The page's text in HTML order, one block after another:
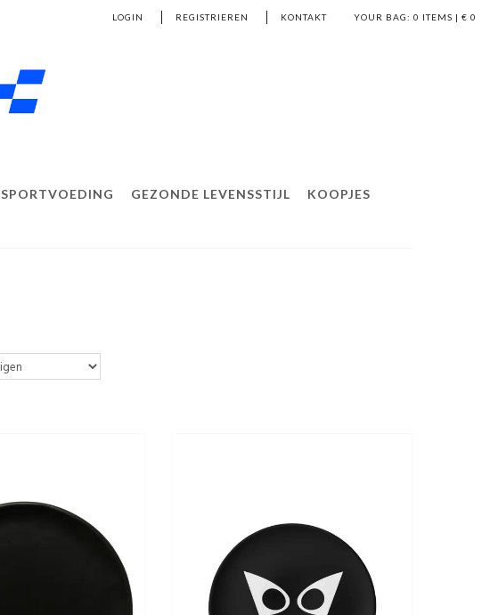
YOUR BAG: 0 ITEMS | € 0
LOGIN REGISTRIEREN KONTAKT
SPORTVOEDING GEZONDE LEVENSSTIJL KOOPJES